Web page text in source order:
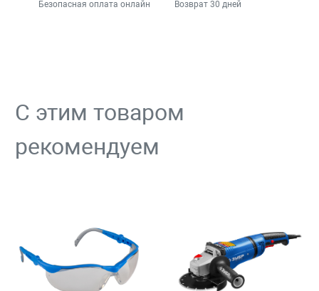
Безопасная оплата онлайн Возврат 30 дней
С этим товаром
рекомендуем